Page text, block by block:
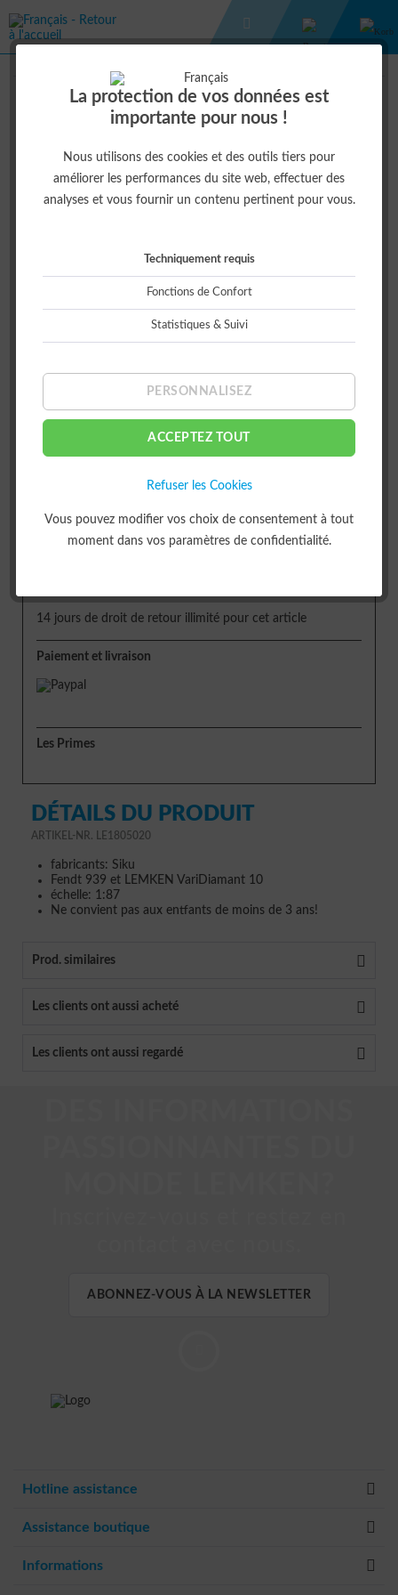
La protection de vos données est
importante pour nous !
Nous utilisons des cookies et des outils tiers pour
améliorer les performances du site web, effectuer des
analyses et vous fournir un contenu pertinent pour vous.
Techniquement requis
Fonctions de Confort
Statistiques & Suivi
PERSONNALISEZ
ACCEPTEZ TOUT
Refuser les Cookies
Vous pouvez modifier vos choix de consentement à tout
moment dans vos paramètres de confidentialité.
CHARRUE SEMI-PORTÉE VARIDIAMANT
AVEC TRACTEUR
Livraison
Délai de livraison env. 5 jours
14 jours de droit de retour illimité pour cet article
Paiement et livraison
Les Primes
DÉTAILS DU PRODUIT
ARTIKEL-NR. LE1805020
fabricants: Siku
Fendt 939 et LEMKEN VariDiamant 10
échelle: 1:87
Ne convient pas aux entfants de moins de 3 ans!
Prod. similaires
Les clients ont aussi acheté
Les clients ont aussi regardé
ABONNEZ-VOUS À LA NEWSLETTER
Hotline assistance
Assistance boutique
Informations